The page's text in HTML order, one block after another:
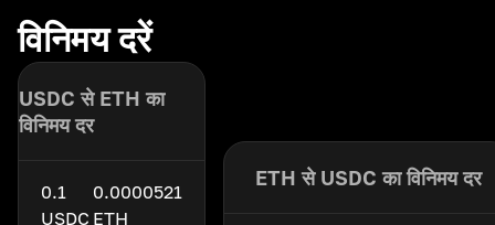
विनिमय दरें
USDC से ETH का
विनिमय दर
0.1
USDC
0.0000521
ETH
ETH से USDC का विनिमय दर